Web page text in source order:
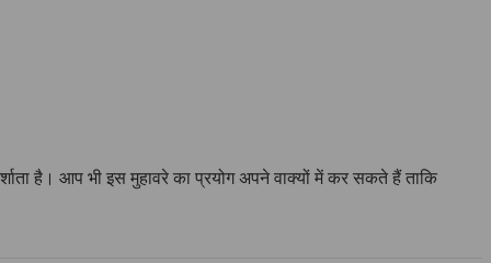
है। आप भी इस मुहावरे का प्रयोग अपने वाक्यों में कर सकते हैं ताकि